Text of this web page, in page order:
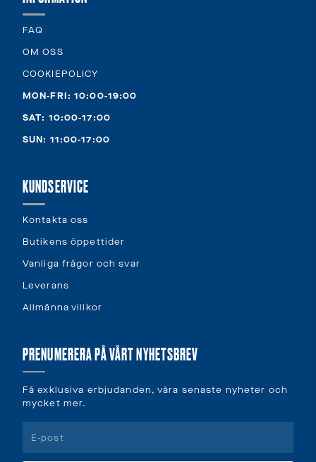
FAQ
OM OSS
COOKIEPOLICY
MON-FRI: 10:00-19:00
SAT: 10:00-17:00
SUN: 11:00-17:00
KUNDSERVICE
Kontakta oss
Butikens öppettider
Vanliga frågor och svar
Leverans
Allmänna villkor
PRENUMERERA PÅ VÅRT NYHETSBREV
Få exklusiva erbjudanden, våra senaste nyheter och
mycket mer.